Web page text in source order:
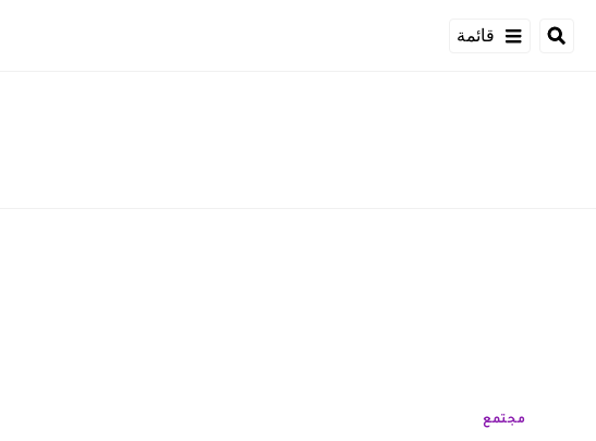
قائمة
مجتمع